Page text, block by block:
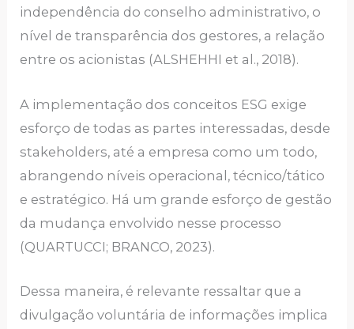
independência do conselho administrativo, o
nível de transparência dos gestores, a relação
entre os acionistas (ALSHEHHI et al., 2018).
A implementação dos conceitos ESG exige
esforço de todas as partes interessadas, desde
stakeholders, até a empresa como um todo,
abrangendo níveis operacional, técnico/tático
e estratégico. Há um grande esforço de gestão
da mudança envolvido nesse processo
(QUARTUCCI; BRANCO, 2023).
Dessa maneira, é relevante ressaltar que a
divulgação voluntária de informações implica